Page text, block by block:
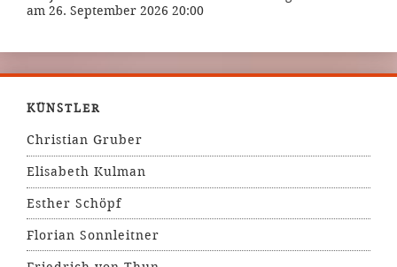
am 26. September 2026 20:00
KÜNSTLER
Christian Gruber
Elisabeth Kulman
Esther Schöpf
Florian Sonnleitner